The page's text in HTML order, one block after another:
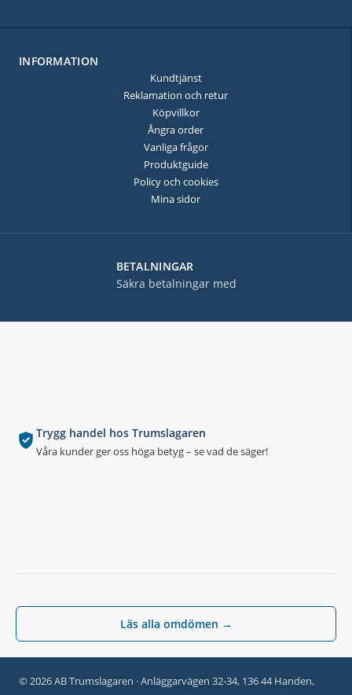
© 2026 AB Trumslagaren · Anläggarvägen 32-34, 136 44 Handen,
Trygg handel hos Trumslagaren
Våra kunder ger oss höga betyg – se vad de säger!
Läs alla omdömen →
BETALNINGAR
Säkra betalningar med
INFORMATION
Kundtjänst
Reklamation och retur
Köpvillkor
Ångra order
Vanliga frågor
Produktguide
Policy och cookies
Mina sidor